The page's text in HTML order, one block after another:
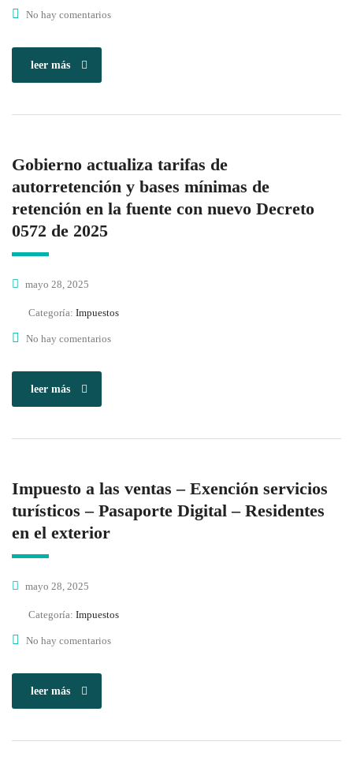
No hay comentarios
leer más
Gobierno actualiza tarifas de
autorretención y bases mínimas de
retención en la fuente con nuevo Decreto
0572 de 2025
mayo 28, 2025
Categoría: Impuestos
No hay comentarios
leer más
Impuesto a las ventas – Exención servicios
turísticos – Pasaporte Digital – Residentes
en el exterior
mayo 28, 2025
Categoría: Impuestos
No hay comentarios
leer más